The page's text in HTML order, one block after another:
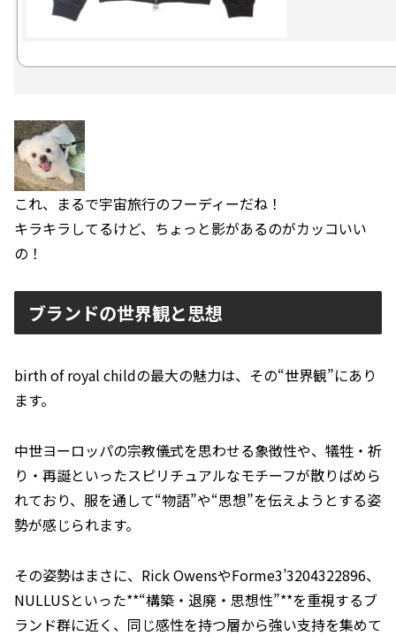
これ、まるで宇宙旅行のフーディーだね！
キラキラしてるけど、ちょっと影があるのがカッコいい
の！
ブランドの世界観と思想
birth of royal childの最大の魅力は、その“世界観”にあり
ます。
中世ヨーロッパの宗教儀式を思わせる象徴性や、犠牲・祈
り・再誕といったスピリチュアルなモチーフが散りばめら
れており、服を通して“物語”や“思想”を伝えようとする姿
勢が感じられます。
その姿勢はまさに、Rick OwensやForme3’3204322896、
NULLUSといった**“構築・退廃・思想性”**を重視するブ
ランド群に近く、同じ感性を持つ層から強い支持を集めて